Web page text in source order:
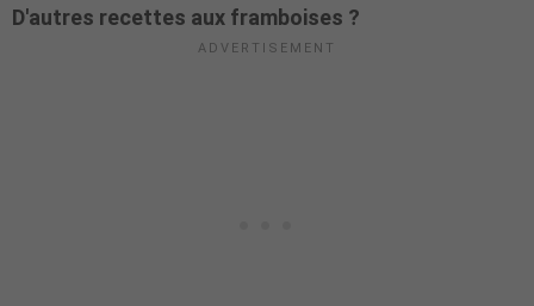
D'autres recettes aux framboises ?